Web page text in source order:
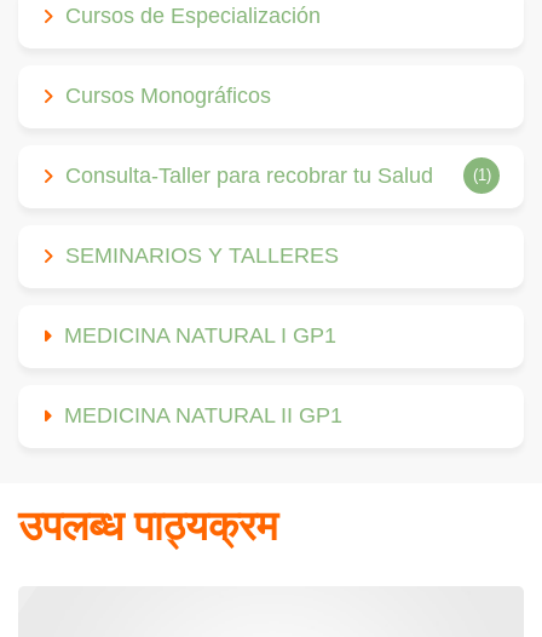
Cursos de Especialización
Cursos Monográficos
Consulta-Taller para recobrar tu Salud (1)
SEMINARIOS Y TALLERES
MEDICINA NATURAL I GP1
MEDICINA NATURAL II GP1
उपलब्ध पाठ्यक्रम